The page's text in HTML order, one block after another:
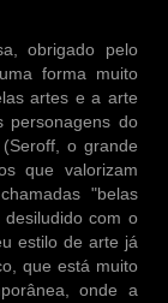
obrigado pelo
forma muito
artes e a arte
personagens do
o grande
que valorizam
"belas
com o
estilo de arte já
que está muito
onde a